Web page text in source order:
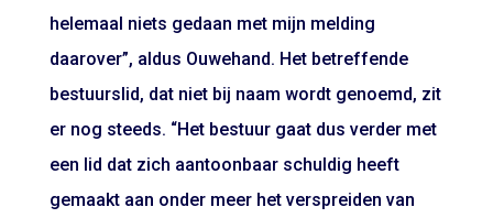
helemaal niets gedaan met mijn melding
daarover”, aldus Ouwehand. Het betreffende
bestuurslid, dat niet bij naam wordt genoemd, zit
er nog steeds. “Het bestuur gaat dus verder met
een lid dat zich aantoonbaar schuldig heeft
gemaakt aan onder meer het verspreiden van